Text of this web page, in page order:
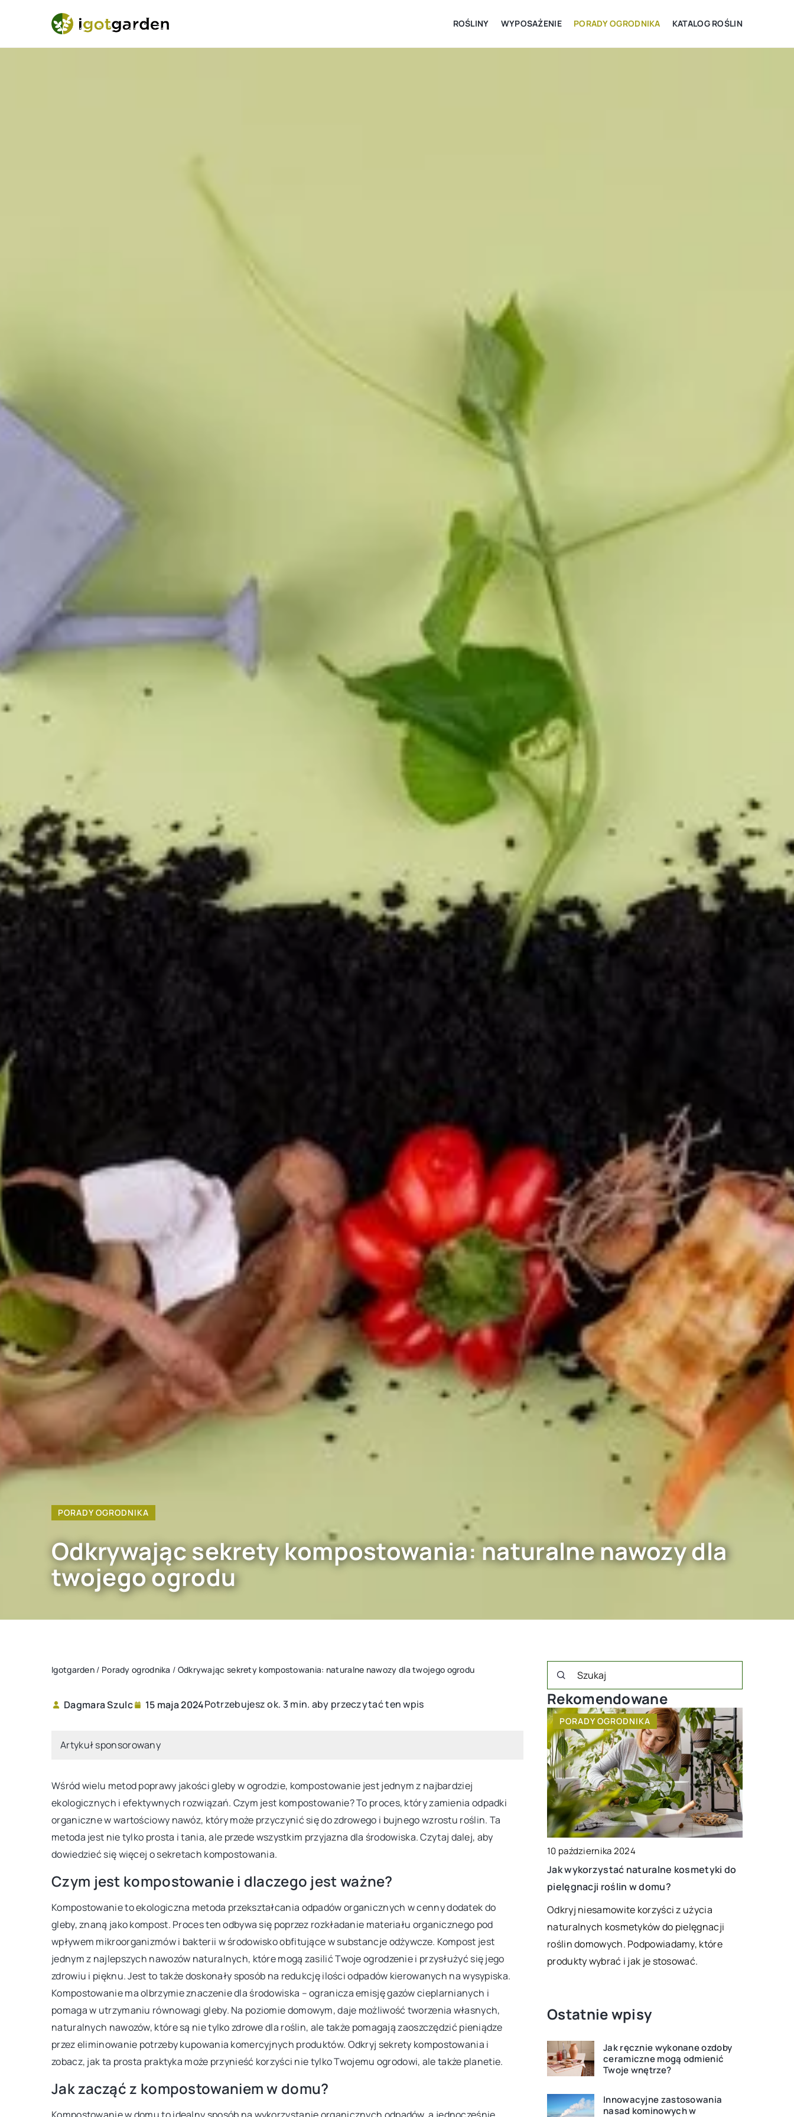
ROŚLINY WYPOSAŻENIE PORADY OGRODNIKA KATALOG ROŚLIN
PORADY OGRODNIKA
Odkrywając sekrety kompostowania: naturalne nawozy dla
twojego ogrodu
Igotgarden / Porady ogrodnika / Odkrywając sekrety kompostowania: naturalne nawozy dla twojego ogrodu
Dagmara Szulc 15 maja 2024Potrzebujesz ok. 3 min. aby przeczytać ten wpis
Artykuł sponsorowany
Wśród wielu metod poprawy jakości gleby w ogrodzie, kompostowanie jest jednym z najbardziej
ekologicznych i efektywnych rozwiązań. Czym jest kompostowanie? To proces, który zamienia odpadki
organiczne w wartościowy nawóz, który może przyczynić się do zdrowego i bujnego wzrostu roślin. Ta
metoda jest nie tylko prosta i tania, ale przede wszystkim przyjazna dla środowiska. Czytaj dalej, aby
dowiedzieć się więcej o sekretach kompostowania.
Czym jest kompostowanie i dlaczego jest ważne?
Kompostowanie to ekologiczna metoda przekształcania odpadów organicznych w cenny dodatek do
gleby, znaną jako kompost. Proces ten odbywa się poprzez rozkładanie materiału organicznego pod
wpływem mikroorganizmów i bakterii w środowisko obfitujące w substancje odżywcze. Kompost jest
jednym z najlepszych nawozów naturalnych, które mogą zasilić Twoje ogrodzenie i przysłużyć się jego
zdrowiu i pięknu. Jest to także doskonały sposób na redukcję ilości odpadów kierowanych na wysypiska.
Kompostowanie ma olbrzymie znaczenie dla środowiska – ogranicza emisję gazów cieplarnianych i
pomaga w utrzymaniu równowagi gleby. Na poziomie domowym, daje możliwość tworzenia własnych,
naturalnych nawozów, które są nie tylko zdrowe dla roślin, ale także pomagają zaoszczędzić pieniądze
przez eliminowanie potrzeby kupowania komercyjnych produktów. Odkryj sekrety kompostowania i
zobacz, jak ta prosta praktyka może przynieść korzyści nie tylko Twojemu ogrodowi, ale także planetie.
Jak zacząć z kompostowaniem w domu?
Rekomendowane
17 maja 2023
trwałość
Magia sztucznych kwiatów do domu -
piękno, trwałość i bezproblemowa
pielęgnacja. Ciesz się kwitnącym wnętrzem
przez długie lata!
pomocą odpowiednich narzędzi?
Odkryj, jak utrzymać zdrową glebę w
ogrodzie, wykorzystując właściwe
narzędzia i metody. Dowiedz się, jakie
rozwiązania są najskuteczniejsze, aby
cieszyć się bujnymi roślinami i zdrowym
ekosystemem.
PORADY OGRODNIKA
10 października 2024
Jak wykorzystać naturalne kosmetyki do
pielęgnacji roślin w domu?
Odkryj niesamowite korzyści z użycia
naturalnych kosmetyków do pielęgnacji
roślin domowych. Podpowiadamy, które
produkty wybrać i jak je stosować.
Ostatnie wpisy
Jak ręcznie wykonane ozdoby
ceramiczne mogą odmienić
Twoje wnętrze?
Innowacyjne zastosowania
nasad kominowych w